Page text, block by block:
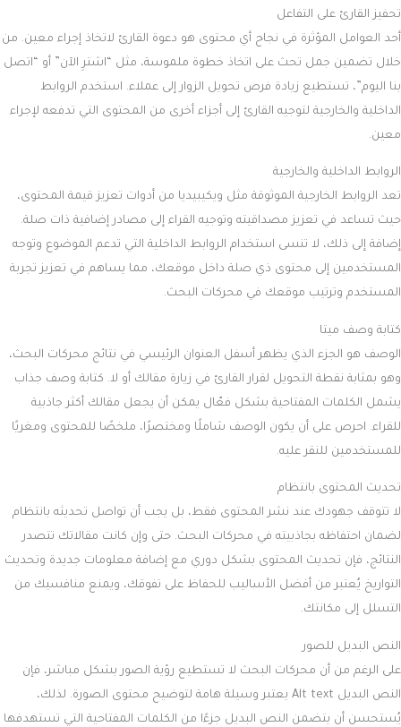
تحفيز القارئ على التفاعل
أحد العوامل المؤثرة في نجاح أي محتوى هو دعوة القارئ لاتخاذ إجراء معين. من
خلال تضمين جمل تحث على اتخاذ خطوة ملموسة، مثل “اشترِ الآن” أو “اتصل
بنا اليوم”، تستطيع زيادة فرص تحويل الزوار إلى عملاء. استخدم الروابط
الداخلية والخارجية لتوجيه القارئ إلى أجزاء أخرى من المحتوى التي تدفعه لإجراء
معين.
الروابط الداخلية والخارجية
تعد الروابط الخارجية الموثوقة مثل ويكيبيديا من أدوات تعزيز قيمة المحتوى،
حيث تساعد في تعزيز مصداقيته وتوجيه القراء إلى مصادر إضافية ذات صلة.
إضافة إلى ذلك، لا تنسى استخدام الروابط الداخلية التي تدعم الموضوع وتوجه
المستخدمين إلى محتوى ذي صلة داخل موقعك، مما يساهم في تعزيز تجربة
المستخدم وترتيب موقعك في محركات البحث.
كتابة وصف ميتا
الوصف هو الجزء الذي يظهر أسفل العنوان الرئيسي في نتائج محركات البحث،
وهو بمثابة نقطة التحويل لقرار القارئ في زيارة مقالك أو لا. كتابة وصف جذاب
يشمل الكلمات المفتاحية بشكل فعّال يمكن أن يجعل مقالك أكثر جاذبية
للقراء. احرص على أن يكون الوصف شاملًا ومختصرًا، ملخصًا للمحتوى ومغريًا
للمستخدمين للنقر عليه.
تحديث المحتوى بانتظام
لا تتوقف جهودك عند نشر المحتوى فقط، بل يجب أن تواصل تحديثه بانتظام
لضمان احتفاظه بجاذبيته في محركات البحث. حتى وإن كانت مقالاتك تتصدر
النتائج، فإن تحديث المحتوى بشكل دوري مع إضافة معلومات جديدة وتحديث
التواريخ يُعتبر من أفضل الأساليب للحفاظ على تفوقك، ويمنع منافسيك من
التسلل إلى مكانتك.
النص البديل للصور
على الرغم من أن محركات البحث لا تستطيع رؤية الصور بشكل مباشر، فإن
النص البديل Alt text يعتبر وسيلة هامة لتوضيح محتوى الصورة. لذلك،
يُستحسن أن يتضمن النص البديل جزءًا من الكلمات المفتاحية التي تستهدفها